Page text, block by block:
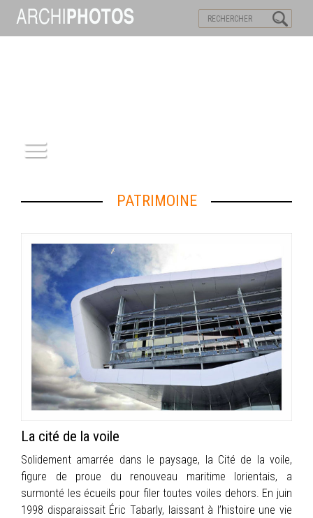
PATRIMOINE
REPORTAGE
INFOS
PORTFOLIO
CONTACT
PATRIMOINE
La cité de la voile
Solidement amarrée dans le paysage, la Cité de la voile,
figure de proue du renouveau maritime lorientais, a
surmonté les écueils pour filer toutes voiles dehors. En juin
1998 disparaissait Éric Tabarly, laissant à l’histoire une vie